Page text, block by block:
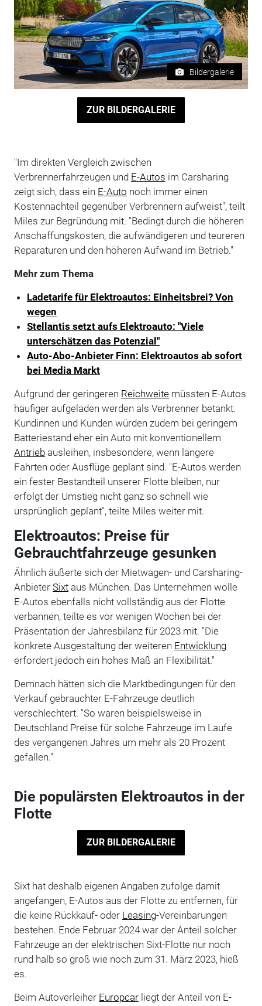
Bildergalerie
ZUR BILDERGALERIE
"Im direkten Vergleich zwischen
Verbrennerfahrzeugen und E-Autos im Carsharing
zeigt sich, dass ein E-Auto noch immer einen
Kostennachteil gegenüber Verbrennern aufweist", teilt
Miles zur Begründung mit. "Bedingt durch die höheren
Anschaffungskosten, die aufwändigeren und teureren
Reparaturen und den höheren Aufwand im Betrieb."
Mehr zum Thema
Ladetarife für Elektroautos: Einheitsbrei? Von
wegen
Stellantis setzt aufs Elektroauto: "Viele
unterschätzen das Potenzial"
Auto-Abo-Anbieter Finn: Elektroautos ab sofort
bei Media Markt
Aufgrund der geringeren Reichweitemüssten E-Autos
häufiger aufgeladen werden als Verbrenner betankt.
Kundinnen und Kunden würden zudem bei geringem
Batteriestand eher ein Auto mit konventionellem
Antriebausleihen, insbesondere, wenn längere
Fahrten oder Ausflüge geplant sind. "E-Autos werden
ein fester Bestandteil unserer Flotte bleiben, nur
erfolgt der Umstieg nicht ganz so schnell wie
ursprünglich geplant", teilte Miles weiter mit.
Elektroautos: Preise für
Gebrauchtfahrzeuge gesunken
Ähnlich äußerte sich der Mietwagen- und Carsharing-
Anbieter Sixtaus München. Das Unternehmen wolle
E-Autos ebenfalls nicht vollständig aus der Flotte
verbannen, teilte es vor wenigen Wochen bei der
Präsentation der Jahresbilanz für 2023 mit. "Die
konkrete Ausgestaltung der weiteren Entwicklung
erfordert jedoch ein hohes Maß an Flexibilität."
Demnach hätten sich die Marktbedingungen für den
Verkauf gebrauchter E-Fahrzeuge deutlich
verschlechtert. "So waren beispielsweise in
Deutschland Preise für solche Fahrzeuge im Laufe
des vergangenen Jahres um mehr als 20 Prozent
gefallen."
Die populärsten Elektroautos in der
Flotte
ZUR BILDERGALERIE
Sixt hat deshalb eigenen Angaben zufolge damit
angefangen, E-Autos aus der Flotte zu entfernen, für
die keine Rückkauf- oder Leasing-Vereinbarungen
bestehen. Ende Februar 2024 war der Anteil solcher
Fahrzeuge an der elektrischen Sixt-Flotte nur noch
rund halb so groß wie noch zum 31. März 2023, hieß
es.
Beim Autoverleiher Europcarliegt der Anteil von E-